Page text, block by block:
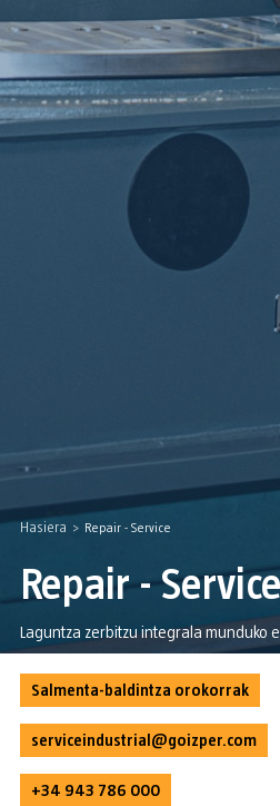
Hasiera > Repair - Service
Repair - Service
Laguntza zerbitzu integrala munduko
Salmenta-baldintza orokorrak
serviceindustrial@goizper.com
+34 943 786 000